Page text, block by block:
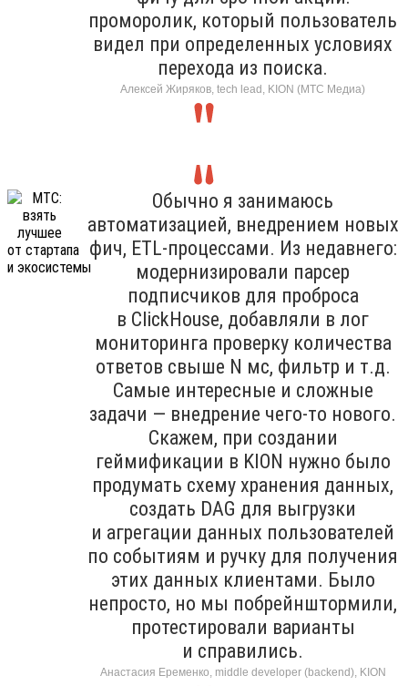
проморолик, который пользователь
видел при определенных условиях
перехода из поиска.
Алексей Жиряков, tech lead, KION (МТС Медиа)
Обычно я занимаюсь
автоматизацией, внедрением новых
фич, ETL-процессами. Из недавнего:
модернизировали парсер
подписчиков для проброса
в ClickHouse, добавляли в лог
мониторинга проверку количества
ответов свыше N мс, фильтр и т.д.
Самые интересные и сложные
задачи — внедрение чего-то нового.
Скажем, при создании
геймификации в KION нужно было
продумать схему хранения данных,
создать DAG для выгрузки
и агрегации данных пользователей
по событиям и ручку для получения
этих данных клиентами. Было
непросто, но мы побрейнштормили,
протестировали варианты
и справились.
Анастасия Еременко, middle developer (backend), KION